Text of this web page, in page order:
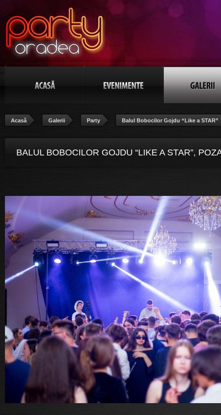
Acasă Galerii Party Balul Bobocilor Gojdu “Like a STAR”
BALUL BOBOCILOR GOJDU “LIKE A STAR”,